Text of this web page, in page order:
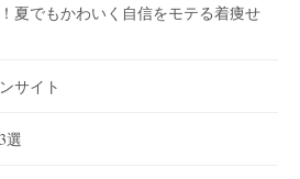
夏でもかわいく自信をモテる着痩せ
サイト
選